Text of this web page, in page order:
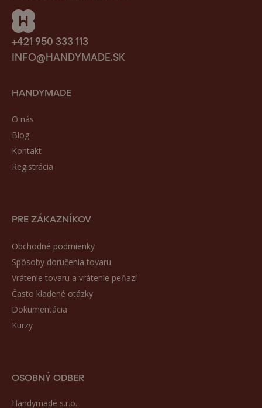
+421 950 333 113
INFO@HANDYMADE.SK
HANDYMADE
O nás
Blog
Kontakt
Registrácia
PRE ZÁKAZNÍKOV
Obchodné podmienky
Spôsoby doručenia tovaru
Vrátenie tovaru a vrátenie peňazí
Často kladené otázky
Dokumentácia
Kurzy
OSOBNÝ ODBER
Handymade s.r.o.